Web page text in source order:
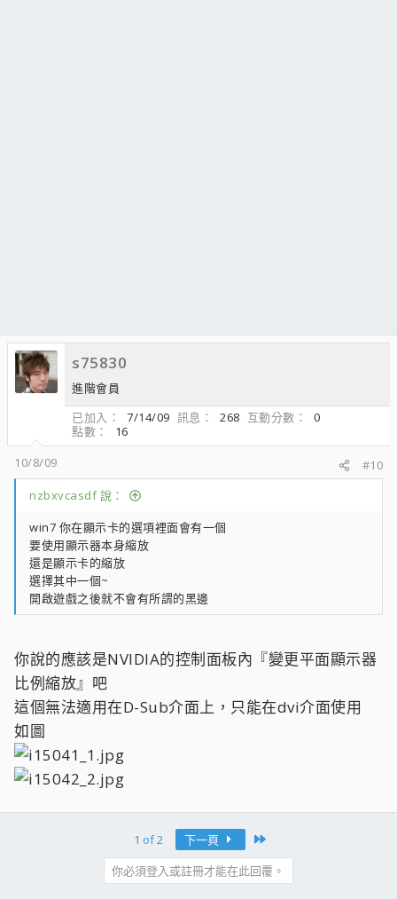
s75830
進階會員
已加入
7/14/09 訊息 268 互動分數
0
點數
16
10/8/09
#10
nzbxvcasdf 說：
win7 你在顯示卡的選項裡面會有一個
要使用顯示器本身縮放
還是顯示卡的縮放
選擇其中一個~
開啟遊戲之後就不會有所謂的黑邊
你說的應該是NVIDIA的控制面板內『變更平面顯示器
比例縮放』吧
這個無法適用在D-Sub介面上，只能在dvi介面使用
如圖
1 of 2 下一頁
你必須登入或註冊才能在此回覆。